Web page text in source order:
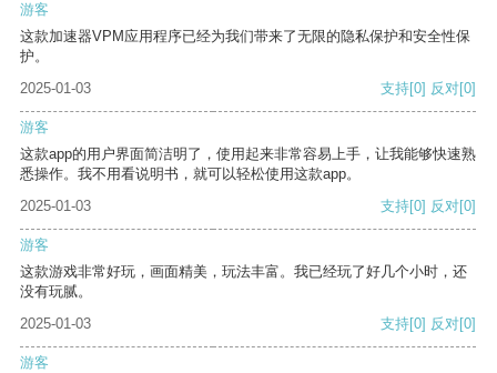
游客
这款加速器VPM应用程序已经为我们带来了无限的隐私保护和安全性保
护。
2025-01-03
支持[0] 反对[0]
游客
这款app的用户界面简洁明了，使用起来非常容易上手，让我能够快速熟
悉操作。我不用看说明书，就可以轻松使用这款app。
2025-01-03
支持[0] 反对[0]
游客
这款游戏非常好玩，画面精美，玩法丰富。我已经玩了好几个小时，还
没有玩腻。
2025-01-03
支持[0] 反对[0]
游客